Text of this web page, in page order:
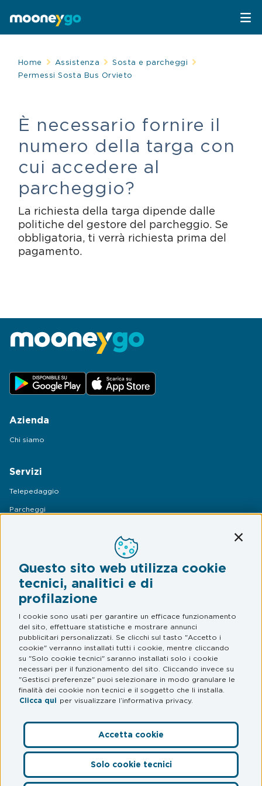
Questo sito web utilizza cookie
tecnici, analitici e di
profilazione
I cookie sono usati per garantire un efficace funzionamento
del sito, effettuare statistiche e mostrare annunci
pubblicitari personalizzati. Se clicchi sul tasto "Accetto i
cookie" verranno installati tutti i cookie, mentre cliccando
su "Solo cookie tecnici" saranno installati solo i cookie
necessari per il funzionamento del sito. Cliccando invece su
"Gestisci preferenze" puoi selezionare in modo granulare le
finalità dei cookie non tecnici e il soggetto che li installa.
Clicca qui per visualizzare l’informativa privacy.
Accetta cookie
Solo cookie tecnici
Parcheggi
Sosta su strisce blu
Parcheggi in struttura
Spostati con MooneyGo
Trasporto pubblico
Treni e bus
Taxi
Telepedaggio
Telepedaggio
Parcheggi convenzionati
Area C di Milano
Assistenza Stradale
Attrazioni
FAQ
Home Assistenza
Sosta e parcheggi
Permessi Sosta Bus Orvieto
È necessario fornire il
numero della targa con
cui accedere al
parcheggio?
La richiesta della targa dipende dalle
politiche del gestore del parcheggio. Se
obbligatoria, ti verrà richiesta prima del
pagamento.
Azienda
Chi siamo
Servizi
Telepedaggio
Parcheggi
Legal & Privacy
Termini e condizioni
Informativa privacy
Web Privacy e Cookie Policy
FAQ
Domande frequenti
© myCicero S.r.l.– Società del Gruppo Mooney – P. IVA